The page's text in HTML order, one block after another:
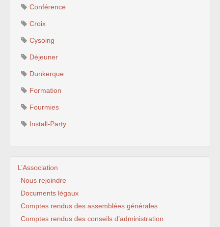
Conférence
Croix
Cysoing
Déjeuner
Dunkerque
Formation
Fourmies
Install-Party
L’Association
Nous rejoindre
Documents légaux
Comptes rendus des assemblées générales
Comptes rendus des conseils d’administration